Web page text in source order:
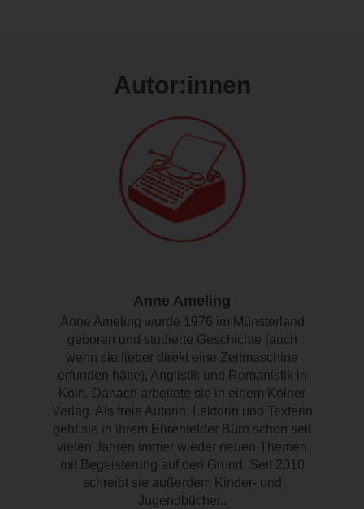
Autor:innen
Anne Ameling
Anne Ameling wurde 1976 im Münsterland
geboren und studierte Geschichte (auch
wenn sie lieber direkt eine Zeitmaschine
erfunden hätte), Anglistik und Romanistik in
Köln. Danach arbeitete sie in einem Kölner
Verlag. Als freie Autorin, Lektorin und Texterin
geht sie in ihrem Ehrenfelder Büro schon seit
vielen Jahren immer wieder neuen Themen
mit Begeisterung auf den Grund. Seit 2010
schreibt sie außerdem Kinder- und
Jugendbücher..